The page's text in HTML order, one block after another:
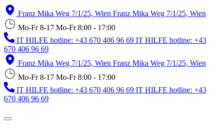
Franz Mika Weg 7/1/25, Wien Franz Mika Weg 7/1/25, Wien
Mo-Fr 8-17 Mo-Fr 8:00 - 17:00
IT HILFE hotline: +43 670 406 96 69 IT HILFE hotline: +43
670 406 96 69
Franz Mika Weg 7/1/25, Wien Franz Mika Weg 7/1/25, Wien
Mo-Fr 8-17 Mo-Fr 8:00 - 17:00
IT HILFE hotline: +43 670 406 96 69 IT HILFE hotline: +43
670 406 96 69